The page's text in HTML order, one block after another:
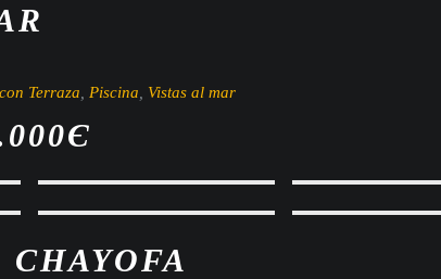
con Terraza Piscina Vistas al mar
Є
CHAYOFA